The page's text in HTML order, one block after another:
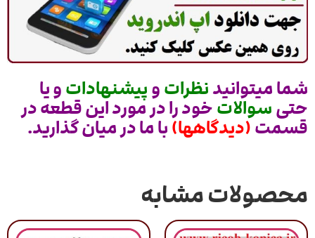
شما میتوانیدنظراتوپیشنهاداتو یا
حتیسوالاتخود را در مورد این قطعه در
قسمت(دیدگاهها)با ما در میان گذارید.
محصولات مشابه